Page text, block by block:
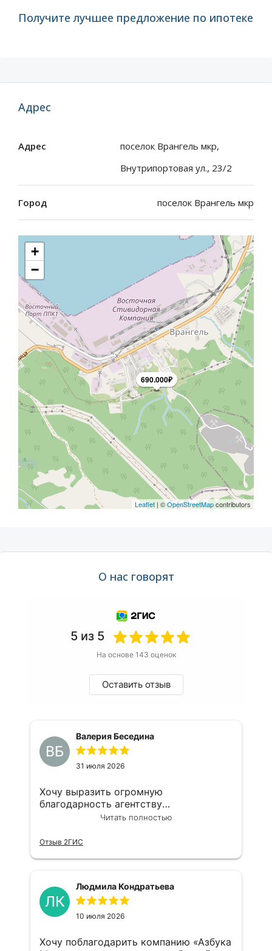
Получите лучшее предложение по ипотеке
Адрес
Адрес
поселок Врангель мкр,
Внутрипортовая ул., 23/2
Город поселок Врангель мкр
690.000₽
+
−
Leaflet | ©OpenStreetMapcontributors
О нас говорят
5 из 5
На основе 143 оценок
Оставить отзыв
ВБ
Валерия Беседина
31 июля 2026
Хочу выразить огромную
благодарность агентству
недвижимости «Азбука метров»!
год по самым разным вопросам: и со
нервов. Отдельное спасибо
специалисту Ольге! Это настоящий
профессионал и просто очень
объясняет доступно и понятно,
Читать полностью
Отзыв 2ГИС
ЛК
Людмила Кондратьева
10 июля 2026
Хочу поблагодарить компанию «Азбука